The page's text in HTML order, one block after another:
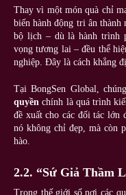
Thay vì một món quà chỉ
biến hành động tri ân
bộ lịch – dù là hành trình
vọng tương lai – đều thể
nghiệp. Đây là cách khẳng
Tại BongSen Global,
quyền chính là quá trình
đề xuất cho các đối tác lớn
nó không chỉ đẹp, mà còn
hào.
2.2. “Sứ Giả Thầm
Trong thế giới số nơi các